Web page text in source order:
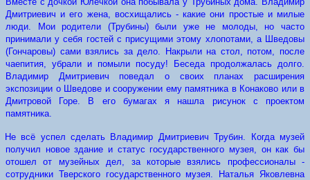
Дмитриевич и его жена, восхищались - какие они простые и милые
люди. Мои родители (Трубины) были уже не молоды, но часто
принимали у себя гостей с присущими этому хлопотами, а Шведовы
(Гончаровы) сами взялись за дело. Накрыли на стол, потом, после
чаепития, убрали и помыли посуду! Беседа продолжалась долго.
Владимир Дмитриевич поведал о своих планах расширения
экспозиции о Шведове и сооружении ему памятника в Конаково или в
Дмитровой Горе. В его бумагах я нашла рисунок с проектом
памятника.
Не всё успел сделать Владимир Дмитриевич Трубин. Когда музей
получил новое здание и статус государственного музея, он как бы
отошел от музейных дел, за которые взялись профессионалы -
сотрудники Тверского государственного музея. Наталья Яковлевна